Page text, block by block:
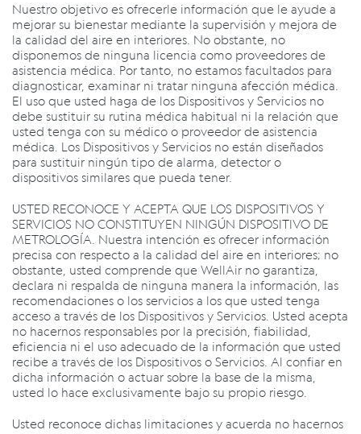
Nuestro objetivo es ofrecerle información que le ayude a
mejorar su bienestar mediante la supervisión y mejora de
la calidad del aire en interiores. No obstante, no
disponemos de ninguna licencia como proveedores de
asistencia médica. Por tanto, no estamos facultados para
diagnosticar, examinar ni tratar ninguna afección médica.
El uso que usted haga de los Dispositivos y Servicios no
debe sustituir su rutina médica habitual ni la relación que
usted tenga con su médico o proveedor de asistencia
médica. Los Dispositivos y Servicios no están diseñados
para sustituir ningún tipo de alarma, detector o
dispositivos similares que pueda tener.
USTED RECONOCE Y ACEPTA QUE LOS DISPOSITIVOS Y
SERVICIOS NO CONSTITUYEN NINGÚN DISPOSITIVO DE
METROLOGÍA. Nuestra intención es ofrecer información
precisa con respecto a la calidad del aire en interiores; no
obstante, usted comprende que WellAir no garantiza,
declara ni respalda de ninguna manera la información, las
recomendaciones o los servicios a los que usted tenga
acceso a través de los Dispositivos y Servicios. Usted acepta
no hacernos responsables por la precisión, fiabilidad,
eficiencia ni el uso adecuado de la información que usted
recibe a través de los Dispositivos o Servicios. Al confiar en
dicha información o actuar sobre la base de la misma,
usted lo hace exclusivamente bajo su propio riesgo.
Usted reconoce dichas limitaciones y acuerda no hacernos